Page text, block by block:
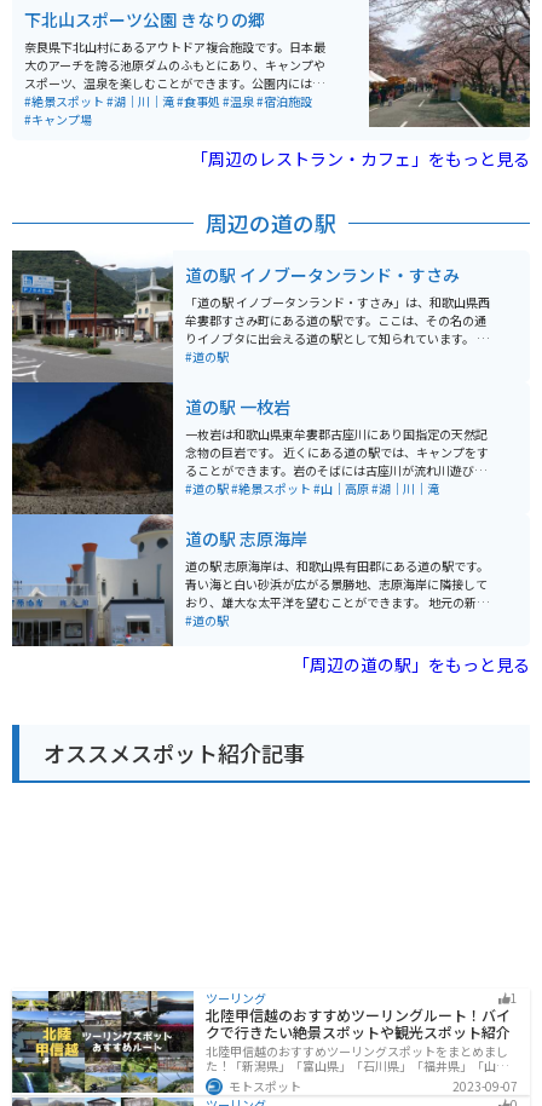
はり寿司が売られています。駐車場では梅昆布茶や梅饅
頭、様々な種類の味付けの梅干しがお土産として売られ
ています。
下北山スポーツ公園 きなりの郷
奈良県下北山村にあるアウトドア複合施設です。日本最
大のアーチを誇る池原ダムのふもとにあり、キャンプや
スポーツ、温泉を楽しむことができます。公園内にはオ
ートキャンプ場、バンガロー、コテージがあり、グルー
プでの宿泊も可能です。キャンプ場からは、池原ダムの
ートや多目的グラウンド、バーベキューハウス、炊事棟
れを癒すことができ、自然に囲まれた環境でリフレッシ
ュできます。春には下北山村主催のさくら祭りが開催さ
れており、敷地内の桜が満開になると、関西一とも思わ
れる桜の絶景が広がります。
#絶景スポット #湖｜川｜滝#食事処 #温泉#宿泊施設
#キャンプ場
「周辺のレストラン・カフェ」をもっと見る
周辺の道の駅
道の駅 イノブータンランド・すさみ
「道の駅 イノブータンランド・すさみ」は、和歌山県西
牟婁郡すさみ町にある道の駅です。ここは、その名の通
りイノブタに出会える道の駅として知られています。 イ
ノブタは、イノシシとブタを交配させて誕生した動物
が見られる「イノブタ牧場」や、イノブタ料理が味わえ
るレストラン、地元の特産品を販売するショップなどが
あります。 和歌山県は海沿いの温暖な気候で、海岸線を
走る道路が多いので、ツーリングにもおすすめのエリア
です。道の駅 イノブータンランド・すさみは、そんなツ
の名産品としては、もちろんイノブタを使った加工品が
人気です。イノブタ肉は、豚肉の旨味とイノシシ肉の野
性味を併せ持ち、脂身は甘みがありさっぱりとした味わ
いが特徴です。ハムやソーセージ、ベーコンなど様々な
加工品が販売されているので、お土産にいかがでしょう
か。
#道の駅
道の駅 一枚岩
一枚岩は和歌山県東牟婁郡古座川にあり国指定の天然記
念物の巨岩です。 近くにある道の駅では、キャンプをす
ることができます。岩のそばには古座川が流れ川遊びを
楽しむこともできます。 道の駅の前の道は程よいワイン
#道の駅#絶景スポット #山｜高原#湖｜川｜滝
道の駅 志原海岸
道の駅 志原海岸は、和歌山県有田郡にある道の駅です。
青い海と白い砂浜が広がる景勝地、志原海岸に隣接して
おり、雄大な太平洋を望むことができます。 地元の新鮮
な魚介類を使った料理が自慢のレストランや、地元の特
やショッピングも楽しめます。 バイクで訪れる場合、道
の駅には広々とした駐車場が完備されているので安心で
1日を通して楽しむことができます。また、周辺には温泉
施設もあるので、ツーリングで疲れた体を癒すこともで
きます。 名産品としては、地元で獲れた新鮮な魚介類
#道の駅
「周辺の道の駅」をもっと見る
オススメスポット紹介記事
ツーリング 1
北陸甲信越のおすすめツーリングルート！バイ
クで行きたい絶景スポットや観光スポット紹介
北陸甲信越のおすすめツーリングスポットをまとめまし
た！「新潟県」「富山県」「石川県」「福井県」「山梨
県」「長野県」の各県の観光地紹介します。自然豊かな
山々や湖、温泉地が点在し、四季折々の景色を楽しめる
モトスポット
2023-09-07